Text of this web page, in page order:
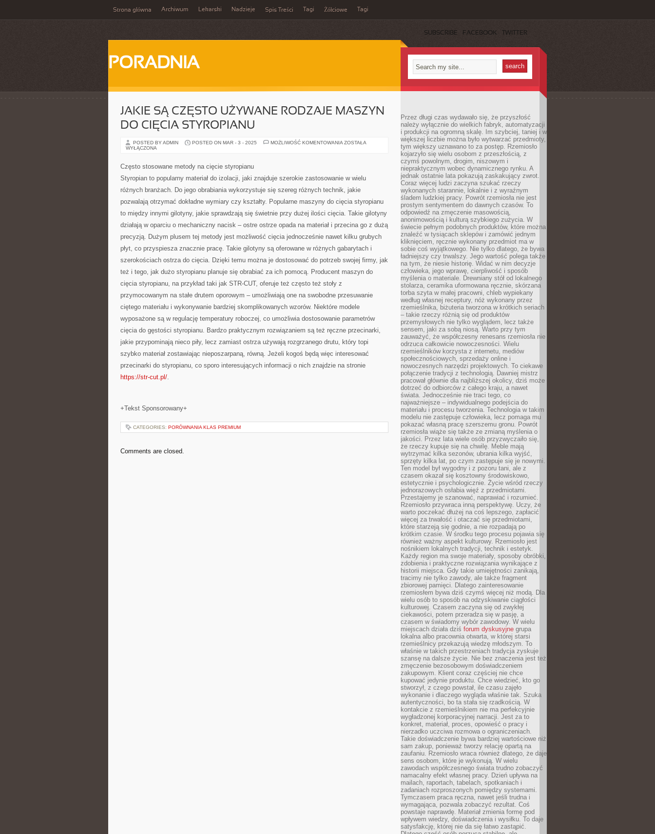
Strona główna Archiwum Lekarski Nadzieje Spis Treści Tagi Żółciowe Tagi
SUBSCRIBE FACEBOOK TWITTER
PORADNIA
JAKIE SĄ CZĘSTO UŻYWANE RODZAJE MASZYN
DO CIĘCIA STYROPIANU
POSTED BY ADMIN POSTED ON MAR - 3 - 2025 MOŻLIWOŚĆ KOMENTOWANIA JAKIE
CIĘCIA
ZOSTAŁA
WYŁĄCZONA
Często stosowane metody na cięcie styropianu
Styropian to popularny materiał do izolacji, jaki znajduje szerokie zastosowanie w wielu
różnych branżach. Do jego obrabiania wykorzystuje się szereg różnych technik, jakie
pozwalają otrzymać dokładne wymiary czy kształty. Popularne maszyny do cięcia styropianu
to między innymi gilotyny, jakie sprawdzają się świetnie przy dużej ilości cięcia. Takie gilotyny
działają w oparciu o mechaniczny nacisk – ostre ostrze opada na materiał i przecina go z dużą
precyzją. Dużym plusem tej metody jest możliwość cięcia jednocześnie nawet kilku grubych
płyt, co przyspiesza znacznie pracę. Takie gilotyny są oferowane w różnych gabarytach i
szerokościach ostrza do cięcia. Dzięki temu można je dostosować do potrzeb swojej firmy, jak
też i tego, jak dużo styropianu planuje się obrabiać za ich pomocą. Producent maszyn do
cięcia styropianu, na przykład taki jak STR-CUT, oferuje też często też stoły z
przymocowanym na stałe drutem oporowym – umożliwiają one na swobodne przesuwanie
ciętego materiału i wykonywanie bardziej skomplikowanych wzorów. Niektóre modele
wyposażone są w regulację temperatury roboczej, co umożliwia dostosowanie parametrów
cięcia do gęstości styropianu. Bardzo praktycznym rozwiązaniem są też ręczne przecinarki,
jakie przypominają nieco piły, lecz zamiast ostrza używają rozgrzanego drutu, który topi
szybko materiał zostawiając nieposzarpaną, równą. Jeżeli kogoś będą więc interesować
przecinarki do styropianu, co sporo interesujących informacji o nich znajdzie na stronie
https://str-cut.pl/.
+Tekst Sponsorowany+
CATEGORIES: PORÓWNANIA KLAS PREMIUM
Comments are closed.
Przez długi czas wydawało się, że przyszłość
należy wyłącznie do wielkich fabryk, automatyzacji
i produkcji na ogromną skalę. Im szybciej, taniej i w
większej liczbie można było wytwarzać przedmioty,
tym większy uznawano to za postęp. Rzemiosło
kojarzyło się wielu osobom z przeszłością, z
czymś powolnym, drogim, niszowym i
niepraktycznym wobec dynamicznego rynku. A
jednak ostatnie lata pokazują zaskakujący zwrot.
Coraz więcej ludzi zaczyna szukać rzeczy
wykonanych starannie, lokalnie i z wyraźnym
śladem ludzkiej pracy. Powrót rzemiosła nie jest
prostym sentymentem do dawnych czasów. To
odpowiedź na zmęczenie masowością,
anonimowością i kulturą szybkiego zużycia. W
świecie pełnym podobnych produktów, które można
znaleźć w tysiącach sklepów i zamówić jednym
kliknięciem, ręcznie wykonany przedmiot ma w
sobie coś wyjątkowego. Nie tylko dlatego, że bywa
ładniejszy czy trwalszy. Jego wartość polega także
na tym, że niesie historię. Widać w nim decyzje
człowieka, jego wprawę, cierpliwość i sposób
myślenia o materiale. Drewniany stół od lokalnego
stolarza, ceramika uformowana ręcznie, skórzana
torba szyta w małej pracowni, chleb wypiekany
według własnej receptury, nóż wykonany przez
rzemieślnika, biżuteria tworzona w krótkich seriach
– takie rzeczy różnią się od produktów
przemysłowych nie tylko wyglądem, lecz także
sensem, jaki za sobą niosą. Warto przy tym
zauważyć, że współczesny renesans rzemiosła nie
odrzuca całkowicie nowoczesności. Wielu
rzemieślników korzysta z internetu, mediów
społecznościowych, sprzedaży online i
nowoczesnych narzędzi projektowych. To ciekawe
połączenie tradycji z technologią. Dawniej mistrz
pracował głównie dla najbliższej okolicy, dziś może
dotrzeć do odbiorców z całego kraju, a nawet
świata. Jednocześnie nie traci tego, co
najważniejsze – indywidualnego podejścia do
materiału i procesu tworzenia. Technologia w takim
modelu nie zastępuje człowieka, lecz pomaga mu
pokazać własną pracę szerszemu gronu. Powrót
rzemiosła wiąże się także ze zmianą myślenia o
jakości. Przez lata wiele osób przyzwyczaiło się,
że rzeczy kupuje się na chwilę. Meble mają
wytrzymać kilka sezonów, ubrania kilka wyjść,
sprzęty kilka lat, po czym zastępuje się je nowymi.
Ten model był wygodny i z pozoru tani, ale z
czasem okazał się kosztowny środowiskowo,
estetycznie i psychologicznie. Życie wśród rzeczy
jednorazowych osłabia więź z przedmiotami.
Przestajemy je szanować, naprawiać i rozumieć.
Rzemiosło przywraca inną perspektywę. Uczy, że
warto poczekać dłużej na coś lepszego, zapłacić
więcej za trwałość i otaczać się przedmiotami,
które starzeją się godnie, a nie rozpadają po
krótkim czasie. W środku tego procesu pojawia się
również ważny aspekt kulturowy. Rzemiosło jest
nośnikiem lokalnych tradycji, technik i estetyk.
Każdy region ma swoje materiały, sposoby obróbki,
zdobienia i praktyczne rozwiązania wynikające z
historii miejsca. Gdy takie umiejętności zanikają,
tracimy nie tylko zawody, ale także fragment
zbiorowej pamięci. Dlatego zainteresowanie
rzemiosłem bywa dziś czymś więcej niż modą. Dla
wielu osób to sposób na odzyskiwanie ciągłości
kulturowej. Czasem zaczyna się od zwykłej
ciekawości, potem przeradza się w pasję, a
czasem w świadomy wybór zawodowy. W wielu
miejscach działa dziś forum dyskusyjne grupa
lokalna albo pracownia otwarta, w której starsi
rzemieślnicy przekazują wiedzę młodszym. To
właśnie w takich przestrzeniach tradycja zyskuje
szansę na dalsze życie. Nie bez znaczenia jest też
zmęczenie bezosobowym doświadczeniem
zakupowym. Klient coraz częściej nie chce
kupować jedynie produktu. Chce wiedzieć, kto go
stworzył, z czego powstał, ile czasu zajęło
wykonanie i dlaczego wygląda właśnie tak. Szuka
autentyczności, bo ta stała się rzadkością. W
kontakcie z rzemieślnikiem nie ma perfekcyjnie
wygładzonej korporacyjnej narracji. Jest za to
konkret, materiał, proces, opowieść o pracy i
nierzadko uczciwa rozmowa o ograniczeniach.
Takie doświadczenie bywa bardziej wartościowe niż
sam zakup, ponieważ tworzy relację opartą na
zaufaniu. Rzemiosło wraca również dlatego, że daje
sens osobom, które je wykonują. W wielu
zawodach współczesnego świata trudno zobaczyć
namacalny efekt własnej pracy. Dzień upływa na
mailach, raportach, tabelach, spotkaniach i
zadaniach rozproszonych pomiędzy systemami.
Tymczasem praca ręczna, nawet jeśli trudna i
wymagająca, pozwala zobaczyć rezultat. Coś
powstaje naprawdę. Materiał zmienia formę pod
wpływem wiedzy, doświadczenia i wysiłku. To daje
satysfakcję, której nie da się łatwo zastąpić.